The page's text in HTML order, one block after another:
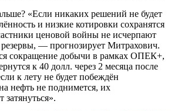
«Если никаких решений не будет
и низкие котировки сохранятся
ценовой войны не исчерпают
— прогнозирует Митрахович.
сокращение добычи в рамках ОПЕК+,
к 40 долл. через 2 месяца после
к лету не будет побеждён
нефть не поднимется, их
затянуться».